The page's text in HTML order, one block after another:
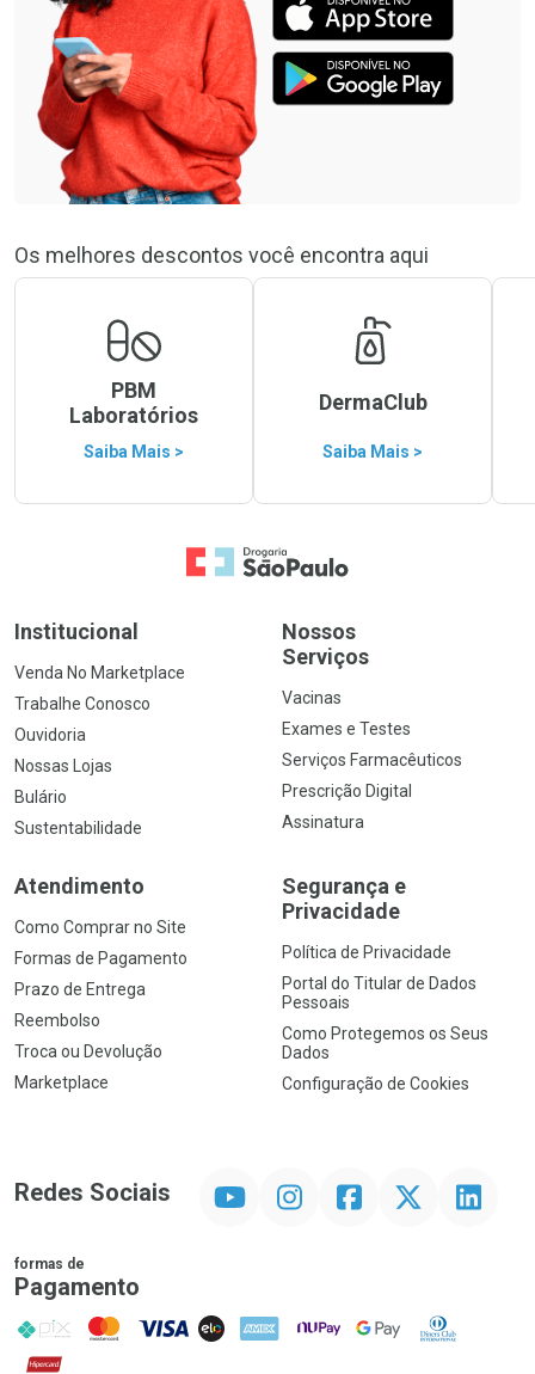
Os melhores descontos você encontra aqui
PBM
Laboratórios
Saiba Mais >
DermaClub
Saiba Mais >
Ir para a Home
Institucional
Venda No Marketplace
Trabalhe Conosco
Ouvidoria
Nossas Lojas
Bulário
Sustentabilidade
Nossos
Serviços
Vacinas
Exames e Testes
Serviços Farmacêuticos
Prescrição Digital
Assinatura
Atendimento
Como Comprar no Site
Formas de Pagamento
Prazo de Entrega
Reembolso
Troca ou Devolução
Marketplace
Segurança e
Privacidade
Política de Privacidade
Portal do Titular de Dados
Pessoais
Como Protegemos os Seus
Dados
Configuração de Cookies
Redes Sociais InstagramFacebookTwitter Linkedin
formas de
Pagamento
PIX MasterCard
VISA ELO AMEX NuPay Google PayDiners Club
Hipercard